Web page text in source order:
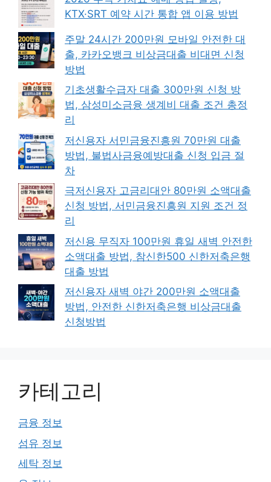
KTX·SRT 예약 시간 통합 앱 이용 방법
주말 24시간 200만원 모바일 안전한 대
출, 카카오뱅크 비상금대출 비대면 신청
방법
기초생활수급자 대출 300만원 신청 방
법, 삼성미소금융 생계비 대출 조건 총정
리
저신용자 서민금융진흥원 70만원 대출
방법, 불법사금융예방대출 신청 입금 절
차
극저신용자 고금리대안 80만원 소액대출
신청 방법, 서민금융진흥원 지원 조건 정
리
저신용 무직자 100만원 휴일 새벽 안전한
소액대출 방법, 참신한500 신한저축은행
대출 방법
저신용자 새벽 야간 200만원 소액대출
방법, 안전한 신한저축은행 비상금대출
신청방법
카테고리
금융 정보
섬유 정보
세탁 정보